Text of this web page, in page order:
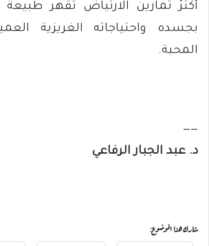
أكثرُ تمارين الارتياض تقهر طبيعةَ
بجسده واحتياجاته الغريزية
المحبة.
——
د. عبد الجبار الرفاعي
شارك هذا الموضوع: